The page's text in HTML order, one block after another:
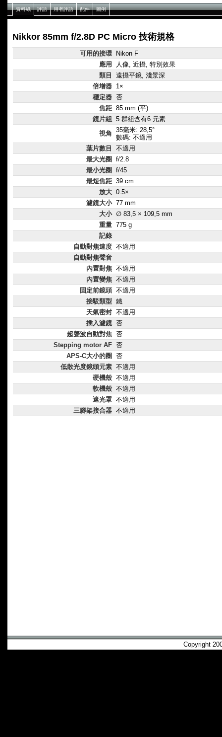
資料紙 評語 用者評語 配件 圖例
Nikkor 85mm f/2.8D PC Micro 技術規格
可用的接環
Nikon F
應用
人像, 近攝, 特別效果
類目
遠攝平鏡, 淺景深
倍增器 1×
穩定器 否
焦距 85 mm (平)
鏡片組
5 群組含有6 元素
視角 35毫米: 28,5°
數碼: 不適用
葉片數目
不適用
最大光圈
f/2.8
最小光圈
f/45
最短焦距 39 cm
放大 0.5×
濾鏡大小 77 mm
大小 ∅ 83,5 × 109,5 mm
重量 775 g
記錄
自動對焦速度 不適用
自動對焦聲音
內置對焦 不適用
內置變焦 不適用
固定前鏡頭 不適用
接駁類型 鐵
天氣密封 不適用
插入濾鏡 否
超聲波自動對焦 否
Stepping motor AF 否
APS-C大小的圈
否
低散光度鏡頭元素 不適用
硬機殼 不適用
軟機殼 不適用
遮光罩 不適用
三腳架接合器 不適用
Copyright